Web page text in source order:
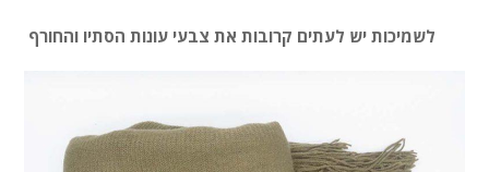
לשמיכות יש לעתים קרובות את צבעי עונות הסתיו והחורף